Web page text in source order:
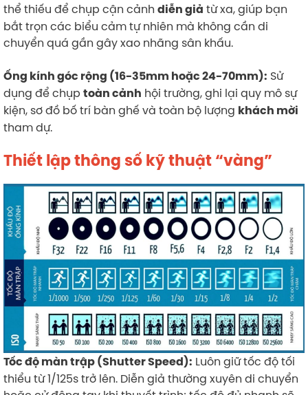
thể thiếu để chụp cận cảnh diễn giả từ xa, giúp bạn
bắt trọn các biểu cảm tự nhiên mà không cần di
chuyển quá gần gây xao nhãng sân khấu.
Ống kính góc rộng (16-35mm hoặc 24-70mm): Sử
dụng để chụp toàn cảnh hội trường, ghi lại quy mô sự
kiện, sơ đồ bố trí bàn ghế và toàn bộ lượng khách mời
tham dự.
Thiết lập thông số kỹ thuật “vàng”
Tốc độ màn trập (Shutter Speed): Luôn giữ tốc độ tối
thiểu từ 1/125s trở lên. Diễn giả thường xuyên di chuyển